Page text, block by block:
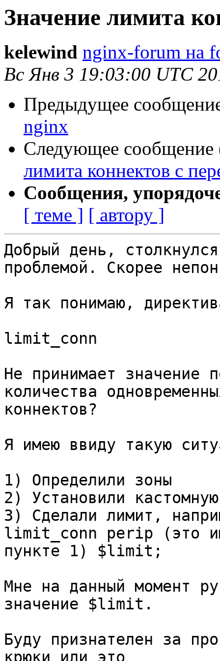
Значение лимита
kelewind nginx-forum на
Вс Янв 3 19:03:00 UTC
Предыдущее
nginx
Следующее сообщение
лимита коннектов с
Сообщения,
[ теме ] [ автору ]
Добрый день,
проблемой. Скорее
Я так понимаю,
limit_conn
Не принимает значение
количества
коннектов?
Я имею ввиду такую
1) Определили зоны
2) Установили
3) Сделали лимит,
limit_conn perip (это
пункте 1) $limit;
Мне на данный момент
значение $limit.
Буду признателен за
крюки или это